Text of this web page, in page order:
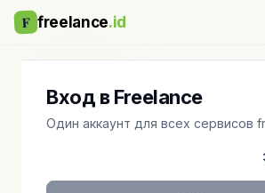
F freelance.id
Вход в Freelance
Один аккаунт для всех сервисов